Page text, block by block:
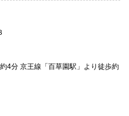
4分 京王線「百草園駅」より徒歩約